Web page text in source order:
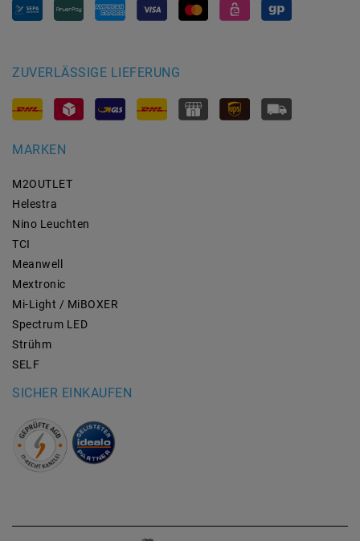
ZUVERLÄSSIGE LIEFERUNG
MARKEN
M2OUTLET
Helestra
Nino Leuchten
TCI
Meanwell
Mextronic
Mi-Light / MiBOXER
Spectrum LED
Strühm
SELF
SICHER EINKAUFEN